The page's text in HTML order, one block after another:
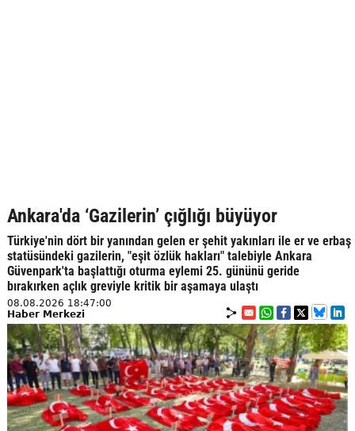
Ankara'da ‘Gazilerin’ çığlığı büyüyor
Türkiye'nin dört bir yanından gelen er şehit yakınları ile er ve erbaş
statüsündeki gazilerin, "eşit özlük hakları" talebiyle Ankara
Güvenpark'ta başlattığı oturma eylemi 25. gününü geride
bırakırken açlık greviyle kritik bir aşamaya ulaştı
08.08.2026 18:47:00
Haber Merkezi